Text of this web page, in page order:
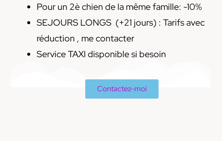
Pour un 2è chien de la même famille: -10%
SEJOURS LONGS (+21 jours) : Tarifs avec
réduction , me contacter
Service TAXI disponible si besoin
Contactez-moi